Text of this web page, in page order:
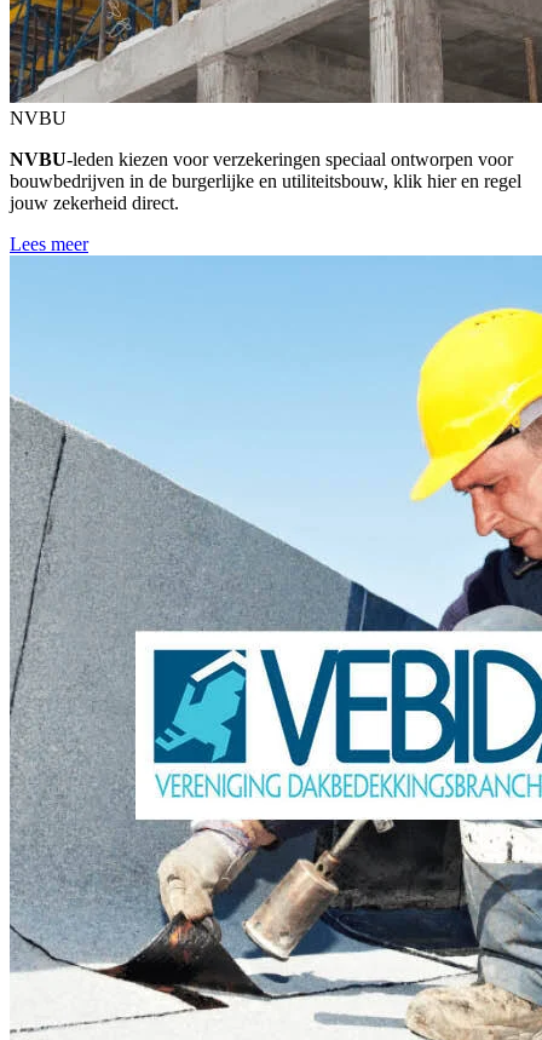
NVBU
NVBU‑leden kiezen voor verzekeringen speciaal ontworpen voor
bouwbedrijven in de burgerlijke en utiliteitsbouw, klik hier en regel
jouw zekerheid direct.
Lees meer